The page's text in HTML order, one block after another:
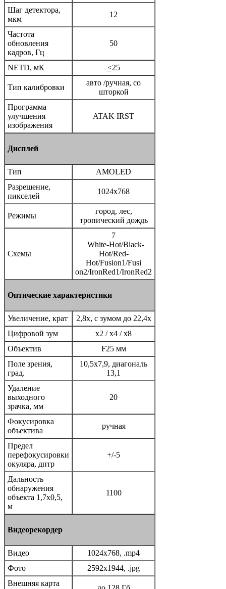
Шаг детектора,
мкм
12
Частота
обновления
кадров, Гц
50
NETD, мК <25
Тип калибровки
авто /ручная, со
шторкой
Программа
улучшения
изображения
ATAK IRST
Дисплей
Тип
AMOLED
Разрешение,
пикселей
1024x768
Режимы
город, лес,
тропический дождь
Схемы
7
White-Hot/Black-
Hot/Red-
Hot/Fusion1/Fusi
on2/IronRed1/IronRed2
Оптические характеристики
Увеличение, крат
2,8x, с зумом до 22,4x
Цифровой зум
x2 / x4 / x8
Объектив
F25 мм
Поле зрения,
град.
10,5x7,9, диагональ
13,1
Удаление
выходного
зрачка, мм
20
Фокусировка
объектива
ручная
Предел
перефокусировки
окуляра, дптр
+/-5
Дальность
обнаружения
объекта 1,7x0,5,
м
1100
Видеорекордер
Видео
1024x768, .mp4
Фото
2592x1944, .jpg
Внешняя карта